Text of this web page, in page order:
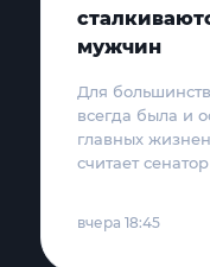
мужчин
Для
всегда была и
главных
считает
вчера 18:45